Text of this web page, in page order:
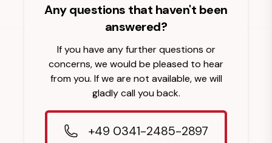
Any questions that haven't been
answered?
If you have any further questions or
concerns, we would be pleased to hear
from you. If we are not available, we will
gladly call you back.
+49 0341-2485-2897